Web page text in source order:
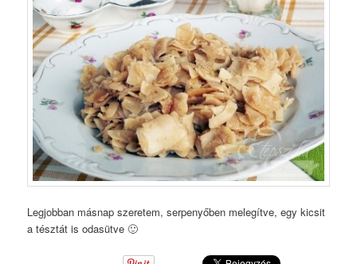
Legjobban másnap szeretem, serpenyőben melegítve, egy kicsit
a tésztát is odasütve 🙂